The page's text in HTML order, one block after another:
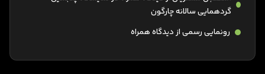
گردهمایی سالانه چارگون
رونمایی رسمی از دیدگاه همراه